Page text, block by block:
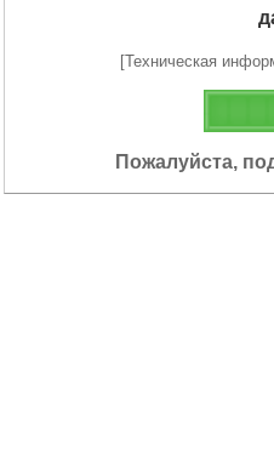
[Техническая
Пожалуйста,